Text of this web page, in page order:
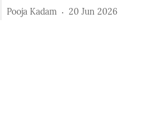
Pooja Kadam 20 Jun 2026